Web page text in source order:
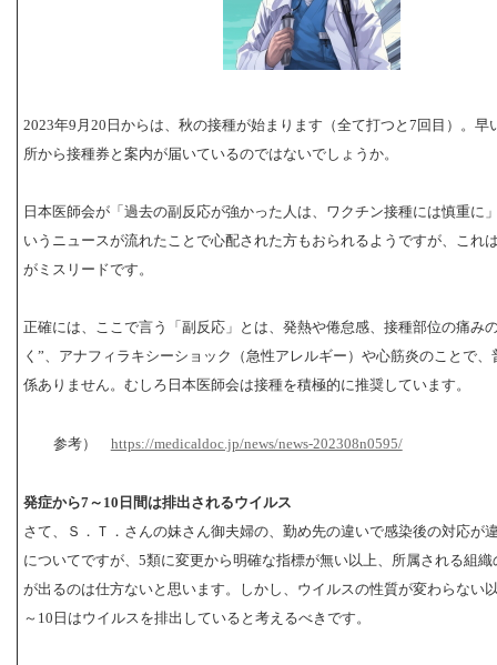
2023年9月20日からは、秋の接種が始まります（全て打つと7回目）。早
所から接種券と案内が届いているのではないでしょうか。
日本医師会が「過去の副反応が強かった人は、ワクチン接種には慎重に
いうニュースが流れたことで心配された方もおられるようですが、これ
がミスリードです。
正確には、ここで言う「副反応」とは、発熱や倦怠感、接種部位の痛み
く”、アナフィラキシーショック（急性アレルギー）や心筋炎のことで、
係ありません。むしろ日本医師会は接種を積極的に推奨しています。
参考） https://medicaldoc.jp/news/news-202308n0595/
発症から7～10日間は排出されるウイルス
さて、Ｓ．Ｔ．さんの妹さん御夫婦の、勤め先の違いで感染後の対応が
についてですが、5類に変更から明確な指標が無い以上、所属される組
が出るのは仕方ないと思います。しかし、ウイルスの性質が変わらない
～10日はウイルスを排出していると考えるべきです。